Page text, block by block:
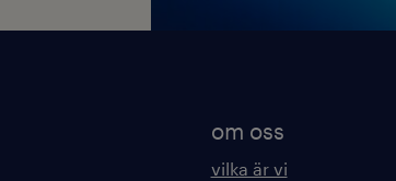
om oss
vilka är vi